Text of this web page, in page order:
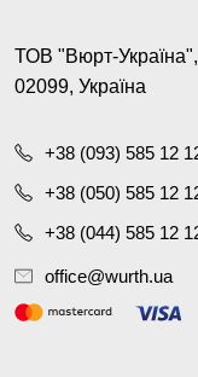
ТОВ "Вюрт-
02099, Україна
+38 (093) 585 12
+38 (050) 585 12
+38 (044) 585 12
office@wurth.ua